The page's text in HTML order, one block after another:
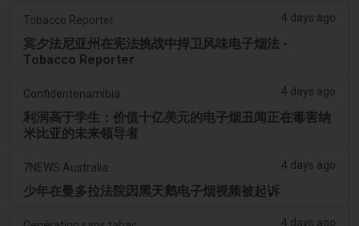
Tobacco Reporter 4 days ago
宾夕法尼亚州在宪法挑战中捍卫风味电子烟法 -
Tobacco Reporter
Confidentenamibia 4 days ago
利润高于学生：价值十亿美元的电子烟丑闻正在毒害纳
米比亚的未来领导者
7NEWS Australia 4 days ago
少年在曼多拉法院因黑天鹅电子烟视频被起诉
4 days ago